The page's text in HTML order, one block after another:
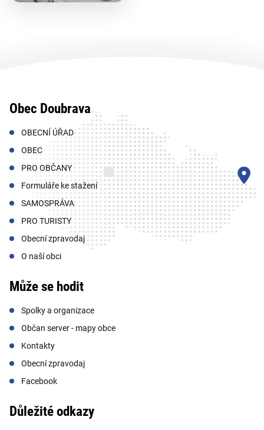
Obec Doubrava
OBECNÍ ÚŘAD
OBEC
PRO OBČANY
Formuláře ke stažení
SAMOSPRÁVA
PRO TURISTY
Obecní zpravodaj
O naší obci
Může se hodit
Spolky a organizace
Občan server - mapy obce
Kontakty
Obecní zpravodaj
Facebook
Důležité odkazy